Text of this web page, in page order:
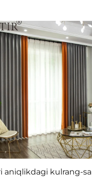
darajasidagi
shamollatgichlar
aniqlikdagi kulrang-